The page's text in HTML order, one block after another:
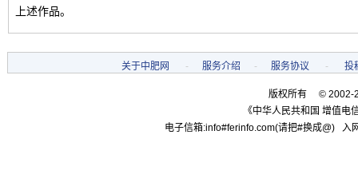
上述作品。
关于中肥网 - 服务介绍 - 服务协议 - 投
版权所有 © 2002-
《中华人民共和国 增值电
电子信箱:info#ferinfo.com(请把#换成@)